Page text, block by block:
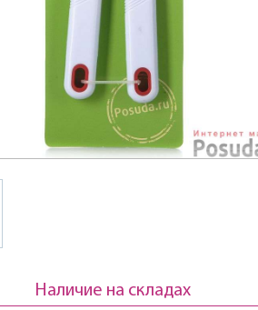
Наличие на складах